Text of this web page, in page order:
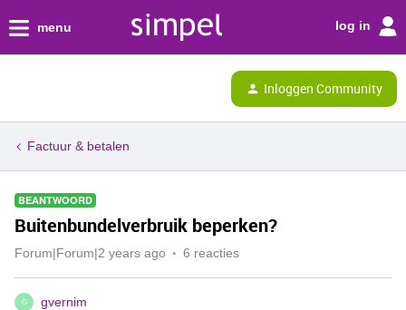
menu log in
Inloggen Community
Factuur & betalen
BEANTWOORD
Buitenbundelverbruik beperken?
Forum|Forum|2 years ago 6 reacties
G gvernim